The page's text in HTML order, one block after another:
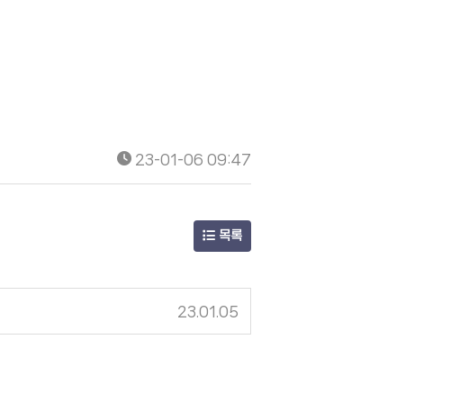
23-01-06 09:47
목록
23.01.05